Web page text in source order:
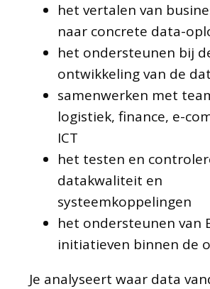
het vertalen van
naar concrete data-
het ondersteunen bij
ontwikkeling van de
samenwerken met
logistiek, finance, e-
ICT
het testen en
datakwaliteit en
systeemkoppelingen
het ondersteunen van
initiatieven binnen de
Je analyseert waar data